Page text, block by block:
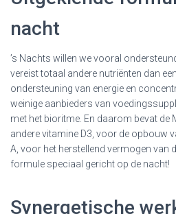
nacht
’s Nachts willen we vooral
vereist totaal andere nutriënten dan
ondersteuning van energie en
weinige aanbieders van
met het bioritme. En daarom bevat de
andere vitamine D3, voor de opbouw
A, voor het herstellend vermogen van
formule speciaal gericht op de nacht!
Synergetische